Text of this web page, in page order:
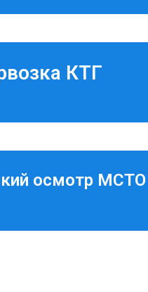
КТГ
осмотр МСТО